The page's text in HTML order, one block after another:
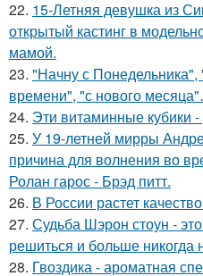
22. 15-Летняя девушка из
открытый кастинг в
мамой.
23. "Начну с Понедельника",
времени", "с нового
24. Эти витаминные кубики
25. У 19-летней мирры
причина для волнения во
Ролан гарос - Брэд питт.
26. В России растет
27. Судьба Шэрон стоун -
решиться и больше никогда
28. Гвоздика - ароматная